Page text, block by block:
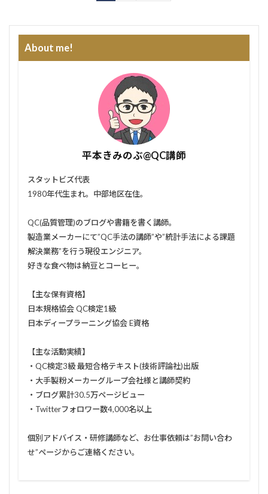
About me!
平本きみのぶ@QC講師
スタットビズ代表
1980年代生まれ。中部地区在住。
QC(品質管理)のブログや書籍を書く講師。
製造業メーカーにて”QC手法の講師”や”統計手法による課題
解決業務”を行う現役エンジニア。
好きな食べ物は納豆とコーヒー。
【主な保有資格】
日本規格協会 QC検定1級
日本ディープラーニング協会 E資格
【主な活動実績】
・QC検定3級 最短合格テキスト(技術評論社)出版
・大手製粉メーカーグループ会社様と講師契約
・ブログ累計30.5万ページビュー
・Twitterフォロワー数4,000名以上
個別アドバイス・研修講師など、お仕事依頼は”お問い合わ
せ”ページからご連絡ください。